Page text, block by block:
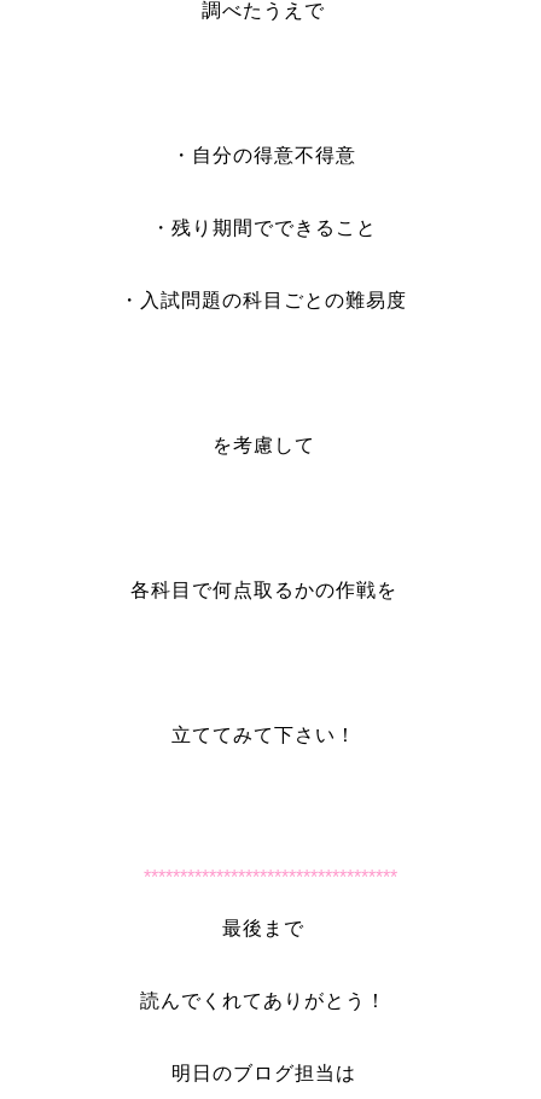
調べたうえで
・自分の得意不得意
・残り期間でできること
・入試問題の科目ごとの難易度
を考慮して
各科目で何点取るかの作戦を
立ててみて下さい！
***********************************
最後まで
読んでくれてありがとう！
明日のブログ担当は